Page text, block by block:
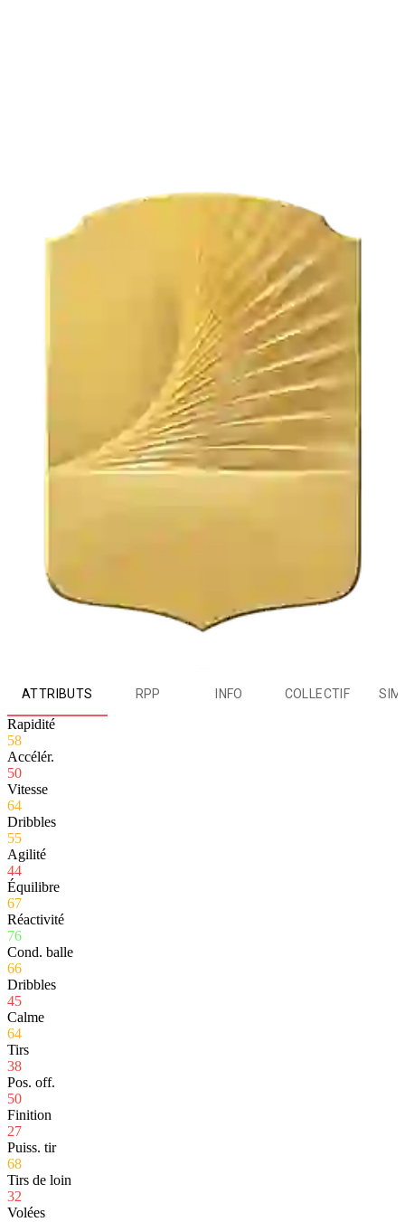
ATTRIBUTS RPP INFO COLLECTIF
Rapidité
58
Accélér.
50
Vitesse
64
Dribbles
55
Agilité
44
Équilibre
67
Réactivité
76
Cond. balle
66
Dribbles
45
Calme
64
Tirs
38
Pos. off.
50
Finition
27
Puiss. tir
68
Tirs de loin
32
Volées